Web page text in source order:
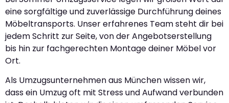
eine sorgfältige und zuverlässige Durchführung deines
Möbeltransports. Unser erfahrenes Team steht dir bei
jedem Schritt zur Seite, von der Angebotserstellung
bis hin zur fachgerechten Montage deiner Möbel vor
Ort.
Als Umzugsunternehmen aus München wissen wir,
dass ein Umzug oft mit Stress und Aufwand verbunden